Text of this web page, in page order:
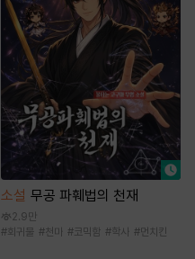
소설 무공 파훼법의 천재
2.9만
#회귀물 #천마 #코믹함 #학사 #먼치킨